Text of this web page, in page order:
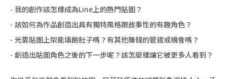
- 我的創作該怎樣成為Line上的熱門貼圖？
- 該如何為作品創造出具有獨特風格跟故事性的有趣角色？
- 光靠貼圖上架能填飽肚子嗎？有其他賺錢的管道或機會嗎？
- 創造出貼圖角色之後的下一步呢？該怎麼樣讓它被更多人看到？